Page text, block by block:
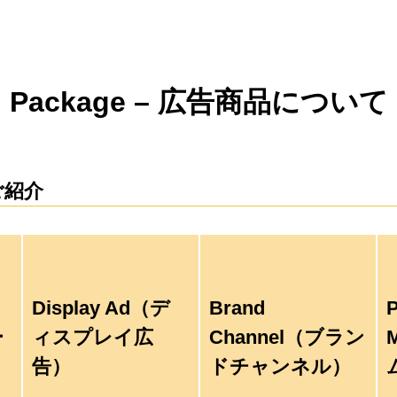
– 広告商品について
介
Display Ad
（デ
ィスプレイ広
告）
Brand
Channel
（ブラン
ドチャンネル）